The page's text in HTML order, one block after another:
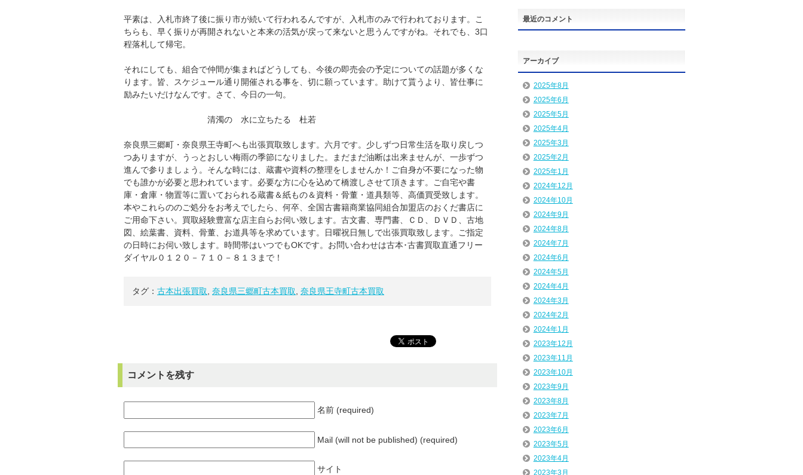
平素は、入札市終了後に振り市が続いて行われるんですが、入札市のみで行われております。こ
ちらも、早く振りが再開されないと本来の活気が戻って来ないと思うんですがね。それでも、3口
程落札して帰宅。
それにしても、組合で仲間が集まればどうしても、今後の即売会の予定についての話題が多くな
ります。皆、スケジュール通り開催される事を、切に願っています。助けて貰うより、皆仕事に
励みたいだけなんです。さて、今日の一句。
清濁の 水に立ちたる 杜若
奈良県三郷町・奈良県王寺町へも出張買取致します。六月です。少しずつ日常生活を取り戻しつ
つありますが、うっとおしい梅雨の季節になりました。まだまだ油断は出来ませんが、一歩ずつ
進んで参りましょう。そんな時には、蔵書や資料の整理をしませんか！ご自身が不要になった物
でも誰かが必要と思われています。必要な方に心を込めて橋渡しさせて頂きます。ご自宅や書
庫・倉庫・物置等に置いておられる蔵書＆紙もの＆資料・骨董・道具類等、高価買受致します。
本やこれらののご処分をお考えでしたら、何卒、全国古書籍商業協同組合加盟店のおくだ書店に
ご用命下さい。買取経験豊富な店主自らお伺い致します。古文書、専門書、ＣＤ、ＤＶＤ、古地
図、絵葉書、資料、骨董、お道具等を求めています。日曜祝日無しで出張買取致します。ご指定
の日時にお伺い致します。時間帯はいつでもOKです。お問い合わせは古本･古書買取直通フリー
ダイヤル０１２０－７１０－８１３まで！
タグ： 古本出張買取, 奈良県三郷町古本買取, 奈良県王寺町古本買取
コメントを残す
名前 (required)
Mail (will not be published) (required)
サイト
最近のコメント
アーカイブ
2025年8月
2025年6月
2025年5月
2025年4月
2025年3月
2025年2月
2025年1月
2024年12月
2024年10月
2024年9月
2024年8月
2024年7月
2024年6月
2024年5月
2024年4月
2024年3月
2024年2月
2024年1月
2023年12月
2023年11月
2023年10月
2023年9月
2023年8月
2023年7月
2023年6月
2023年5月
2023年4月
2023年3月